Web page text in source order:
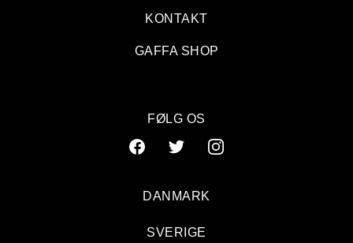
KONTAKT
GAFFA SHOP
FØLG OS
DANMARK
SVERIGE